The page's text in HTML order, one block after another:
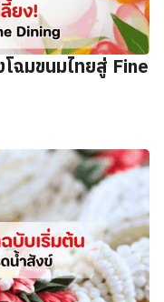
ฉมขนมไทยสู่ Fine